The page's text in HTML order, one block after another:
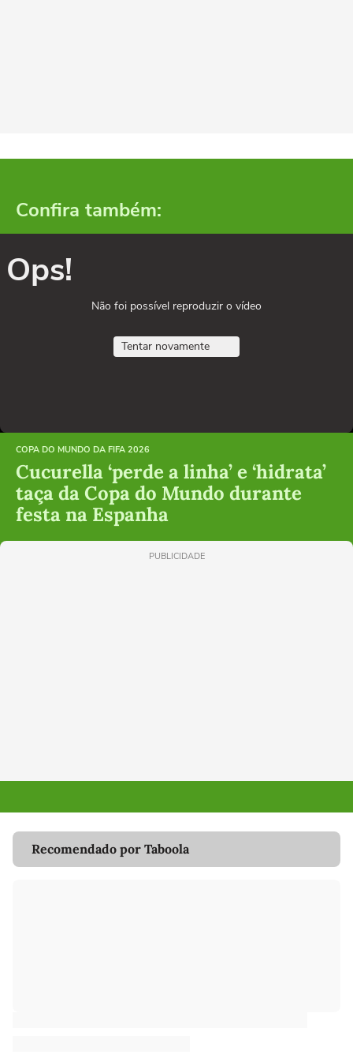
Confira também:
Ops!
Não foi possível reproduzir o vídeo
Tentar novamente
COPA DO MUNDO DA FIFA 2026
Cucurella ‘perde a linha’ e ‘hidrata’
taça da Copa do Mundo durante
festa na Espanha
PUBLICIDADE
Recomendado por Taboola